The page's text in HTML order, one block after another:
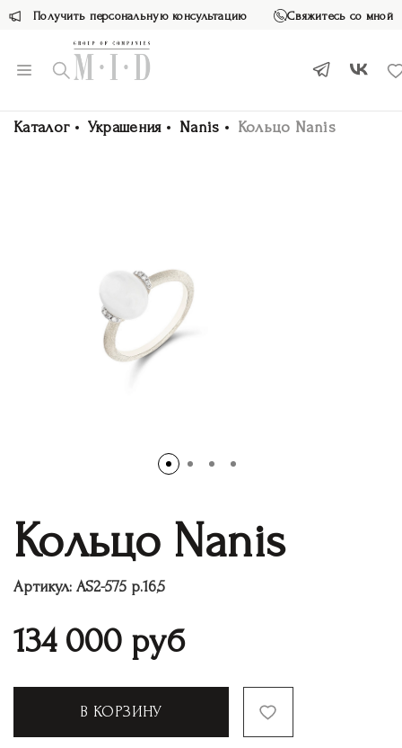
Получить персональную консультацию Свяжитесь со мной
Каталог Украшения Nanis Кольцо Nanis
Кольцо Nanis
Артикул: AS2-575 р.16,5
134 000 руб
В КОРЗИНУ